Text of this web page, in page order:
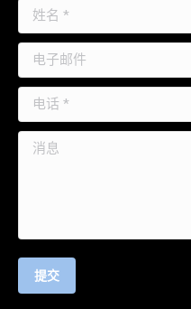
姓名 *
电子邮件
电话 *
消息
提交